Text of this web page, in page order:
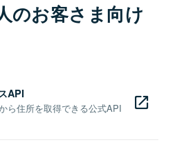
のお客さま向け
API
ら住所を取得できる公式API